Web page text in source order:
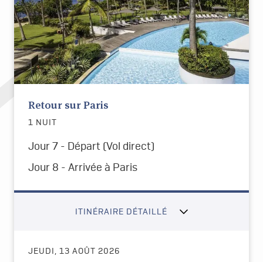
Retour sur Paris
1 NUIT
Jour 7 - Départ (Vol direct)
Jour 8 - Arrivée à Paris
ITINÉRAIRE DÉTAILLÉ
JEUDI, 13 AOÛT 2026